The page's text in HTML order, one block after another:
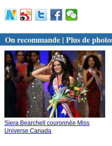
On recommande | Plus de
Siera Bearchell couronnée Miss
Universe Canada